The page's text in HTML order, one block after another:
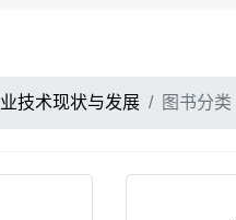
技术现状与发展 图书分类